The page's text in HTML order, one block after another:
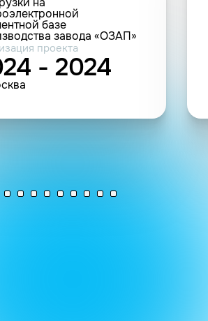
базе
завода «ОЗАП»
110 кВ Косино
высоковольтных
- филиала ПАО
(10 800 п.м.; 8 шт.
проекта
- 2024